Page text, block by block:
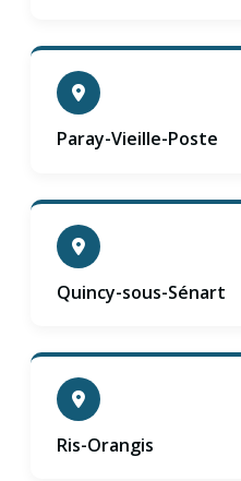
Paray-Vieille-Poste
Quincy-sous-Sénart
Ris-Orangis